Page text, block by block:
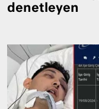
denetleyen